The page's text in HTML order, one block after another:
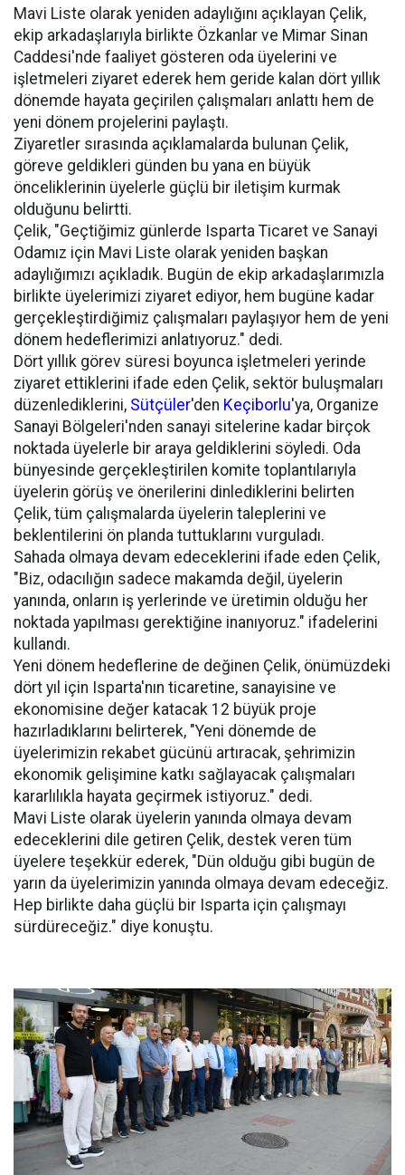
Mavi Liste olarak yeniden adaylığını açıklayan Çelik,
ekip arkadaşlarıyla birlikte Özkanlar ve Mimar Sinan
Caddesi'nde faaliyet gösteren oda üyelerini ve
işletmeleri ziyaret ederek hem geride kalan dört yıllık
dönemde hayata geçirilen çalışmaları anlattı hem de
yeni dönem projelerini paylaştı.
Ziyaretler sırasında açıklamalarda bulunan Çelik,
göreve geldikleri günden bu yana en büyük
önceliklerinin üyelerle güçlü bir iletişim kurmak
olduğunu belirtti.
Çelik, "Geçtiğimiz günlerde Isparta Ticaret ve Sanayi
Odamız için Mavi Liste olarak yeniden başkan
adaylığımızı açıkladık. Bugün de ekip arkadaşlarımızla
birlikte üyelerimizi ziyaret ediyor, hem bugüne kadar
gerçekleştirdiğimiz çalışmaları paylaşıyor hem de yeni
dönem hedeflerimizi anlatıyoruz." dedi.
Dört yıllık görev süresi boyunca işletmeleri yerinde
ziyaret ettiklerini ifade eden Çelik, sektör buluşmaları
düzenlediklerini, Sütçüler'den Keçiborlu'ya, Organize
Sanayi Bölgeleri'nden sanayi sitelerine kadar birçok
noktada üyelerle bir araya geldiklerini söyledi. Oda
bünyesinde gerçekleştirilen komite toplantılarıyla
üyelerin görüş ve önerilerini dinlediklerini belirten
Çelik, tüm çalışmalarda üyelerin taleplerini ve
beklentilerini ön planda tuttuklarını vurguladı.
Sahada olmaya devam edeceklerini ifade eden Çelik,
"Biz, odacılığın sadece makamda değil, üyelerin
yanında, onların iş yerlerinde ve üretimin olduğu her
noktada yapılması gerektiğine inanıyoruz." ifadelerini
kullandı.
Yeni dönem hedeflerine de değinen Çelik, önümüzdeki
dört yıl için Isparta'nın ticaretine, sanayisine ve
ekonomisine değer katacak 12 büyük proje
hazırladıklarını belirterek, "Yeni dönemde de
üyelerimizin rekabet gücünü artıracak, şehrimizin
ekonomik gelişimine katkı sağlayacak çalışmaları
kararlılıkla hayata geçirmek istiyoruz." dedi.
Mavi Liste olarak üyelerin yanında olmaya devam
edeceklerini dile getiren Çelik, destek veren tüm
üyelere teşekkür ederek, "Dün olduğu gibi bugün de
yarın da üyelerimizin yanında olmaya devam edeceğiz.
Hep birlikte daha güçlü bir Isparta için çalışmayı
sürdüreceğiz." diye konuştu.